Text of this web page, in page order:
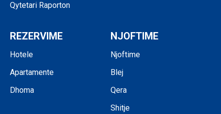
Qytetari Raporton
REZERVIME
Hotele
Apartamente
Dhoma
NJOFTIME
Njoftime
Blej
Qera
Shitje